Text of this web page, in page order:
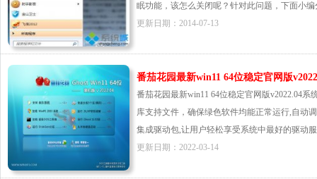
眠功能，该怎么关闭呢？针对此问题，下面小
更新日期：2014-07-13
番茄花园最新win11 64位稳定官网版
番茄花园最新win11 64位稳定官网版v2022.04系
库支持文件，确保绿色软件均能正常运行,自动
集成驱动包,让用户轻松享受系统中最好的驱动
更新日期：2022-03-14